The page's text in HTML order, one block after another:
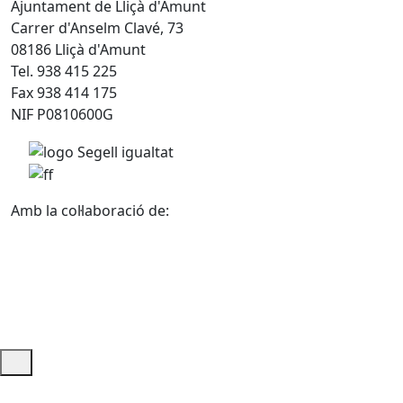
Ajuntament de Lliçà d'Amunt
Carrer d'Anselm Clavé, 73
08186 Lliçà d'Amunt
Tel. 938 415 225
Fax 938 414 175
NIF P0810600G
Amb la col·laboració de:
Ajuda i accés ràpid